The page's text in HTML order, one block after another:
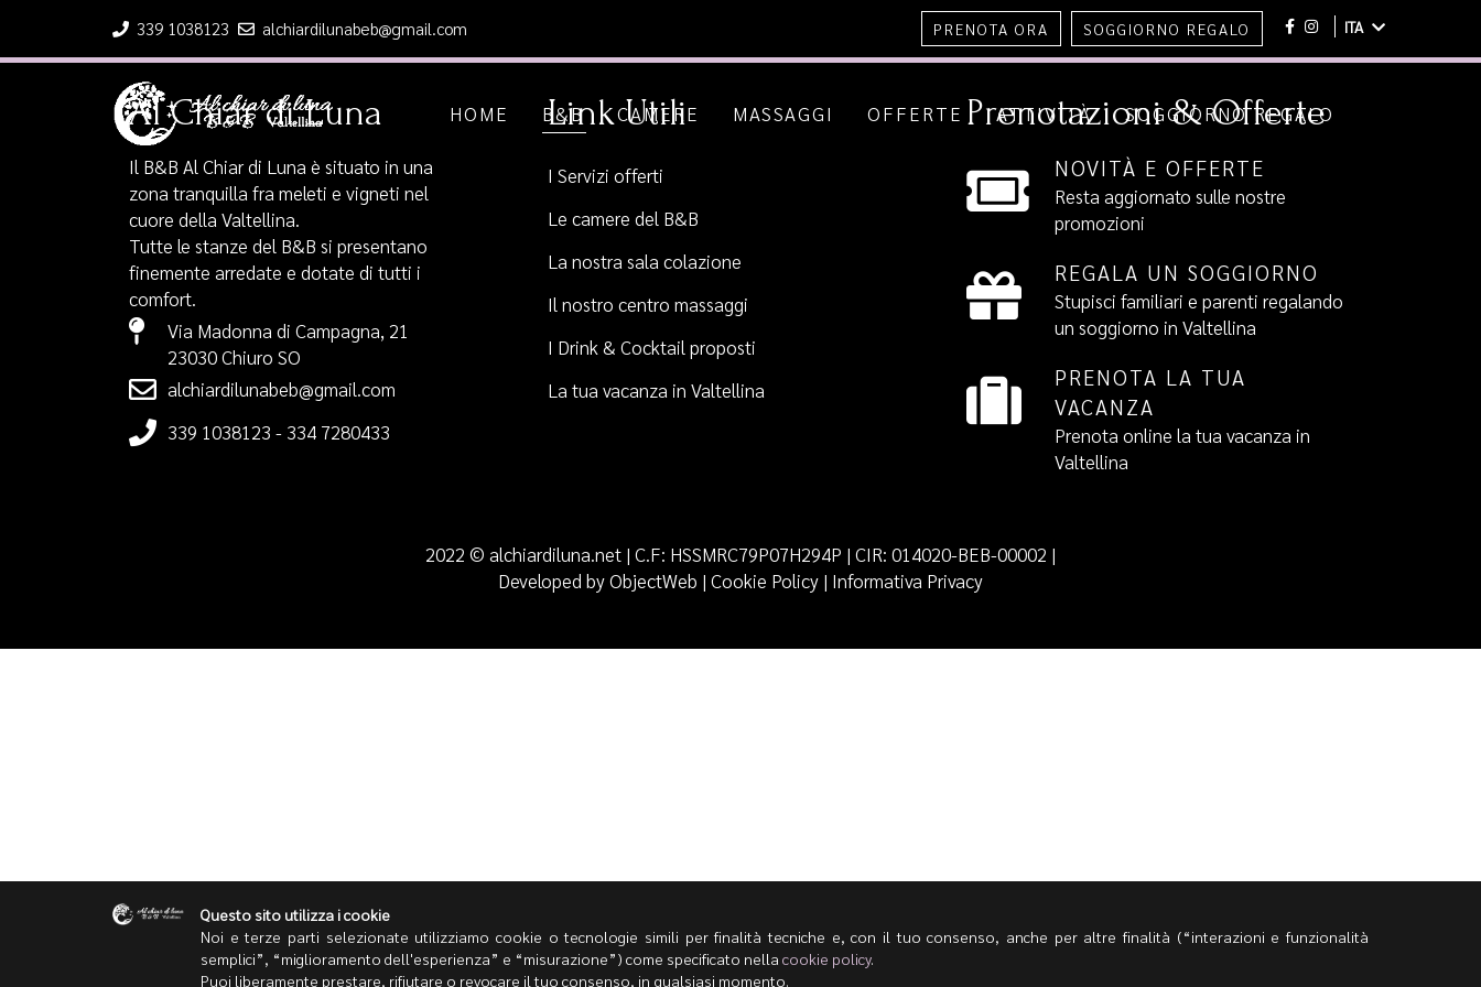
339 1038123 alchiardilunabeb@gmail.com PRENOTA ORA SOGGIORNO REGALO ITA
HOME B&B CAMERE MASSAGGI OFFERTE ATTIVITÀ SOGGIORNO REGALO
Al Chiar di Luna
Il B&B Al Chiar di Luna è situato in una
zona tranquilla fra meleti e vigneti nel
cuore della Valtellina.
Tutte le stanze del B&B si presentano
finemente arredate e dotate di tutti i
comfort.
Via Madonna di Campagna, 21
23030 Chiuro SO
alchiardilunabeb@gmail.com
339 1038123 - 334 7280433
Link Utili
I Servizi offerti
Le camere del B&B
La nostra sala colazione
Il nostro centro massaggi
I Drink & Cocktail proposti
La tua vacanza in Valtellina
Prenotazioni & Offerte
NOVITÀ E OFFERTE
Resta aggiornato sulle nostre
promozioni
REGALA UN SOGGIORNO
Stupisci familiari e parenti regalando
un soggiorno in Valtellina
PRENOTA LA TUA
VACANZA
Prenota online la tua vacanza in
Valtellina
2022 © alchiardiluna.net | C.F: HSSMRC79P07H294P | CIR: 014020-BEB-00002 |
Developed byObjectWeb | Cookie Policy | Informativa Privacy
Questo sito utilizza i cookie
Noi e terze parti selezionate utilizziamo cookie o tecnologie simili per finalità tecniche e, con il tuo consenso, anche per altre finalità (“interazioni e funzionalità
semplici”, “miglioramento dell'esperienza” e “misurazione”) come specificato nella cookie policy.
Puoi liberamente prestare, rifiutare o revocare il tuo consenso, in qualsiasi momento.